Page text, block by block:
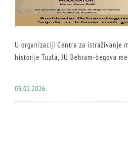
U organizaciji Centra za istraživanje
historije Tuzla, JU Behram-begova
05.02.2026.